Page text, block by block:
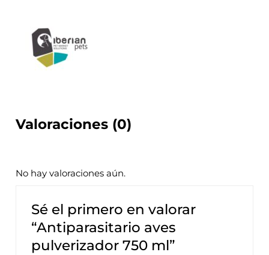
Valoraciones (0)
No hay valoraciones aún.
Sé el primero en valorar
“Antiparasitario aves
pulverizador 750 ml”